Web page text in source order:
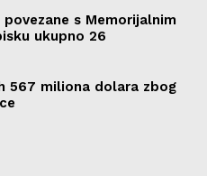
s Memorijalnim
ukupno 26
567 miliona dolara zbog